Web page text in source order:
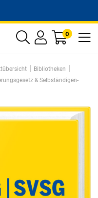
0
| Bibliotheken |
& Selbständigen-